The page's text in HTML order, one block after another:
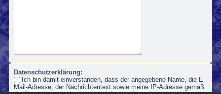
Datenschutzerklärung:
Ich bin damit einverstanden, dass der angegebene Name, die E-
Mail-Adresse, der Nachrichtentext sowie meine IP-Adresse gemäß